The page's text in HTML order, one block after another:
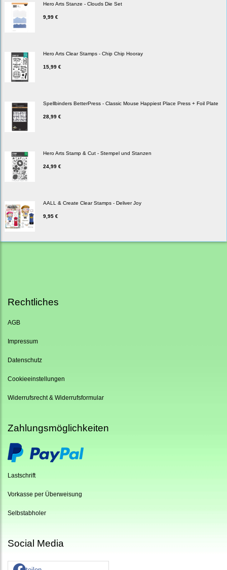
Hero Arts Stanze - Clouds Die Set
9,99 €
Hero Arts Clear Stamps - Chip Chip Hooray
15,99 €
Spellbinders BetterPress - Classic Mouse Happiest Place Press + Foil Plate
28,99 €
Hero Arts Stamp & Cut - Stempel und Stanzen
24,99 €
AALL & Create Clear Stamps - Deliver Joy
9,95 €
Rechtliches
AGB
Impressum
Datenschutz
Cookieeinstellungen
Widerrufsrecht & Widerrufsformular
Zahlungsmöglichkeiten
Lastschrift
Vorkasse per Überweisung
Selbstabholer
Social Media